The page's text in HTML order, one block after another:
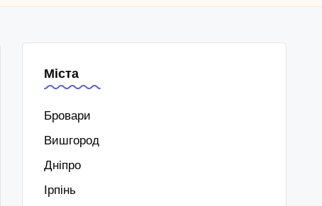
Міста
Бровари
Вишгород
Дніпро
Ірпінь